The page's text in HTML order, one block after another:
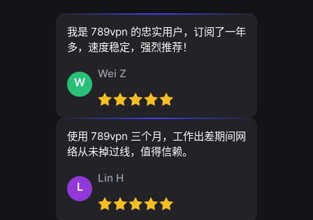
我是 789vpn 的忠实用户，订阅了一年
多，速度稳定，强烈推荐！
W
Wei Z
使用 789vpn 三个月，工作出差期间网
络从未掉过线，值得信赖。
L
Lin H